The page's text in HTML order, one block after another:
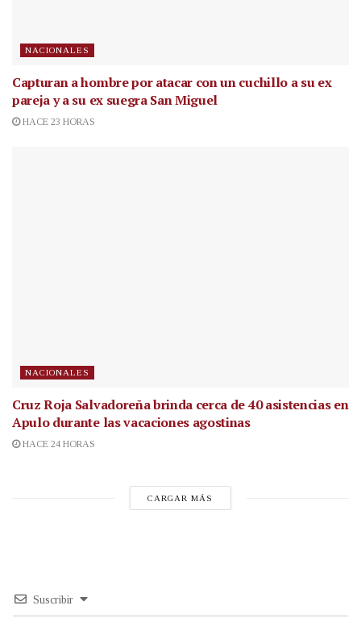
NACIONALES
Capturan a hombre por atacar con un cuchillo a su ex
pareja y a su ex suegra San Miguel
HACE 23 HORAS
NACIONALES
Cruz Roja Salvadoreña brinda cerca de 40 asistencias en
Apulo durante las vacaciones agostinas
HACE 24 HORAS
CARGAR MÁS
Suscribir